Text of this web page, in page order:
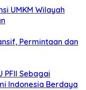
UMKM Wilayah
Permintaan dan
PFII Sebagai
Indonesia Berdaya